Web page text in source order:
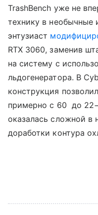
TrashBench уже не
технику в необычные
энтузиаст
RTX 3060, заменив
на систему с
льдогенератора. В
конструкция
примерно с 60 до
оказалась сложной в
доработки контура